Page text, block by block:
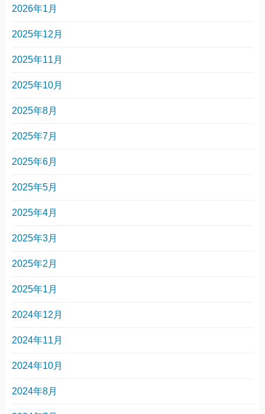
2026年1月
2025年12月
2025年11月
2025年10月
2025年8月
2025年7月
2025年6月
2025年5月
2025年4月
2025年3月
2025年2月
2025年1月
2024年12月
2024年11月
2024年10月
2024年8月